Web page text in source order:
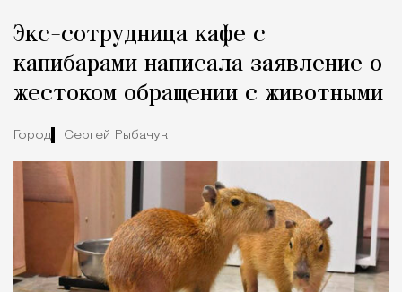
Город
Экс-сотрудница кафе с
капибарами написала заявление о
жестоком обращении с животными
Город Сергей Рыбачук